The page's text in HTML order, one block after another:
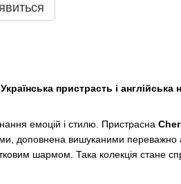
пристрасть і англійська
емоцій і стилю. Пристрасна
доповнена вишуканими переважно
шармом. Така колекція стане